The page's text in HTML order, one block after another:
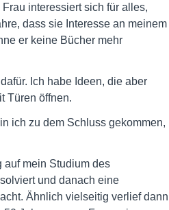
interessiert sich für alles,
dass sie Interesse an meinem
er keine Bücher mehr
Ich habe Ideen, die aber
Türen öffnen.
ich zu dem Schluss gekommen,
auf mein Studium des
und danach eine
Ähnlich vielseitig verlief dann